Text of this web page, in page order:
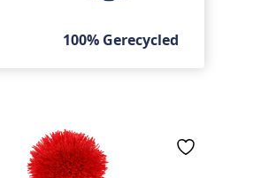
100% Gerecycled